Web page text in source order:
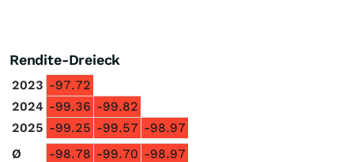
Rendite-Dreieck
2023 -97.72
2024 -99.36 -99.82
2025 -99.25 -99.57 -98.97
Ø
-98.78 -99.70 -98.97